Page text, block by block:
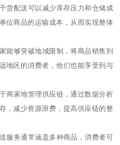
货配送可以减少库存压力和仓储成
位商品的运输成本，从而实现整体
能够突破地域限制，将商品销售到
地区的消费者，他们也能享受到与
商家地管理供应链，通过数据分析
，减少资源浪费，提高供应链的整
服务通常涵盖多种商品，消费者可